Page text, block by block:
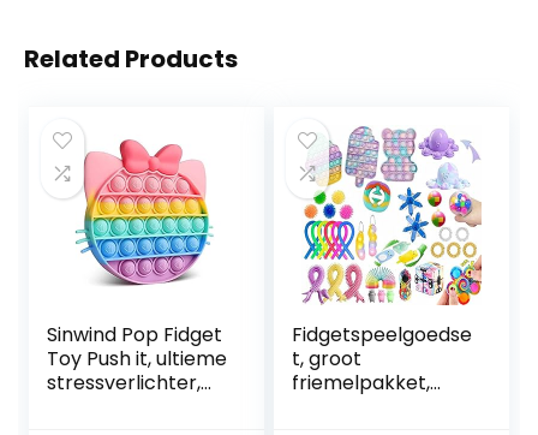
Related Products
Sinwind Pop Fidget
Toy Push it, ultieme
stressverlichter,
Fidgetspeelgoedse
t, groot
friemelpakket,